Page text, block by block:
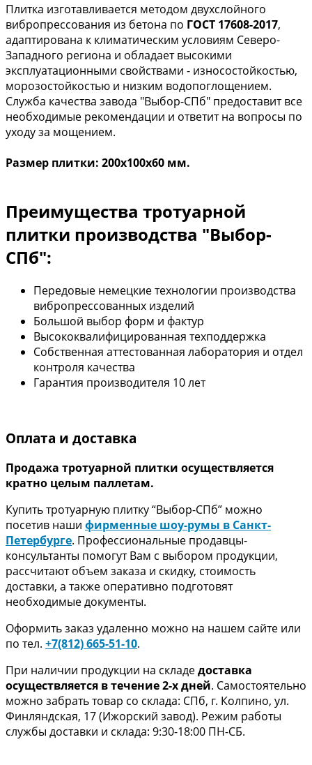
Плитка изготавливается методом двухслойного
вибропрессования из бетона по ГОСТ 17608-2017,
адаптирована к климатическим условиям Северо-
Западного региона и обладает высокими
эксплуатационными свойствами - износостойкостью,
морозостойкостью и низким водопоглощением.
Служба качества завода "Выбор-СПб" предоставит все
необходимые рекомендации и ответит на вопросы по
уходу за мощением.
Размер плитки: 200х100х60 мм.
Преимущества тротуарной
плитки производства "Выбор-
СПб":
Передовые немецкие технологии производства
вибропрессованных изделий
Большой выбор форм и фактур
Высококвалифицированная техподдержка
Собственная аттестованная лаборатория и отдел
контроля качества
Гарантия производителя 10 лет
Оплата и доставка
Продажа тротуарной плитки осуществляется
кратно целым паллетам.
Купить тротуарную плитку “Выбор-СПб” можно
посетив наши фирменные шоу-румы в Санкт-
Петербурге. Профессиональные продавцы-
консультанты помогут Вам с выбором продукции,
рассчитают объем заказа и скидку, стоимость
доставки, а также оперативно подготовят
необходимые документы.
Оформить заказ удаленно можно на нашем сайте или
по тел. +7(812) 665-51-10.
При наличии продукции на складедоставка
осуществляется в течение 2-х дней. Самостоятельно
можно забрать товар со склада: СПб, г. Колпино, ул.
Финляндская, 17 (Ижорский завод). Режим работы
службы доставки и склада: 9:30-18:00 ПН-СБ.